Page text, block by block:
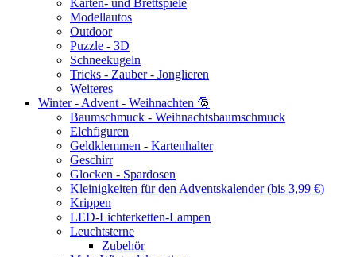
Karten- und Brettspiele
Modellautos
Outdoor
Puzzle - 3D
Schneekugeln
Tricks - Zauber - Jonglieren
Weiteres
Winter - Advent - Weihnachten 🎅
Baumschmuck - Weihnachtsbaumschmuck
Elchfiguren
Geldklemmen - Kartenhalter
Geschirr
Glocken - Spardosen
Kleinigkeiten für den Adventskalender (bis 3,99 €)
Krippen
LED-Lichterketten-Lampen
Leuchtsterne
Zubehör